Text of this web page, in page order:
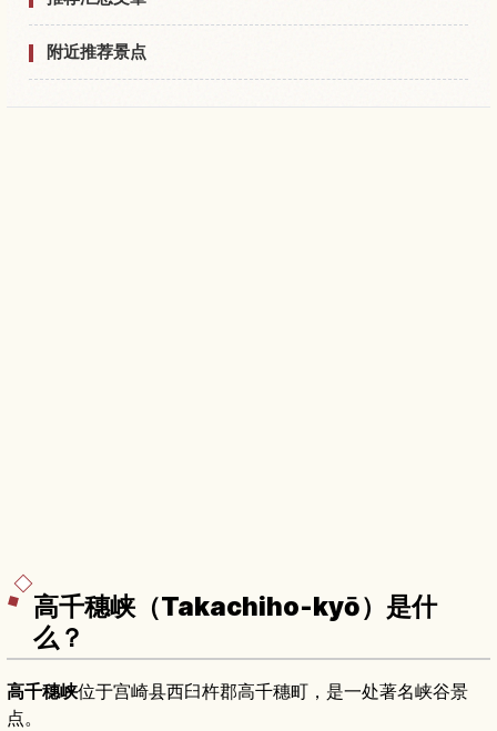
附近推荐景点
高千穗峡（Takachiho-kyō）是什
么？
高千穗峡位于宫崎县西臼杵郡高千穗町，是一处著名峡谷景
点。